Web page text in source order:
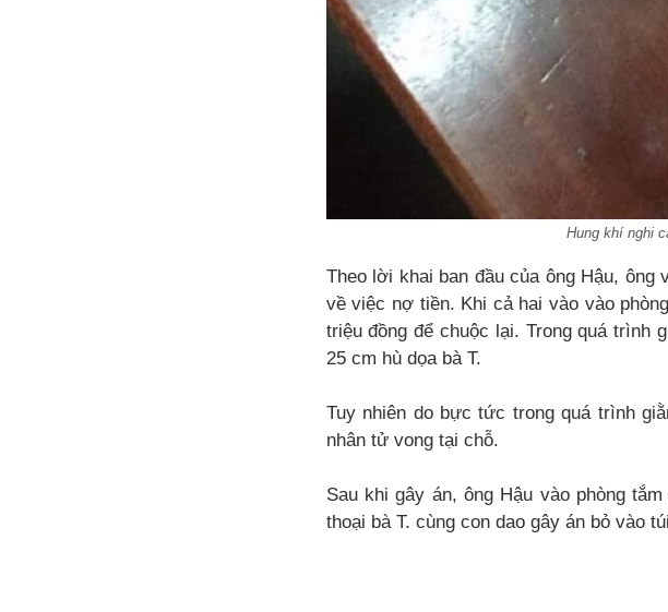
Hung khí nghi
Theo lời khai ban đầu của ông Hậu, ông
về việc nợ tiền. Khi cả hai vào vào
triệu đồng để chuộc lại. Trong quá trình
25 cm hù dọa bà T.
Tuy nhiên do bực tức trong quá trình
nhân tử vong tại chỗ.
Sau khi gây án, ông Hậu vào phòng
thoại bà T. cùng con dao gây án bỏ vào